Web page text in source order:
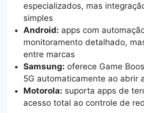
especializados, mas
simples
Android: apps com
monitoramento detalhado,
entre marcas
Samsung: oferece Game
5G automaticamente ao abrir
Motorola: suporta apps de
acesso total ao controle de